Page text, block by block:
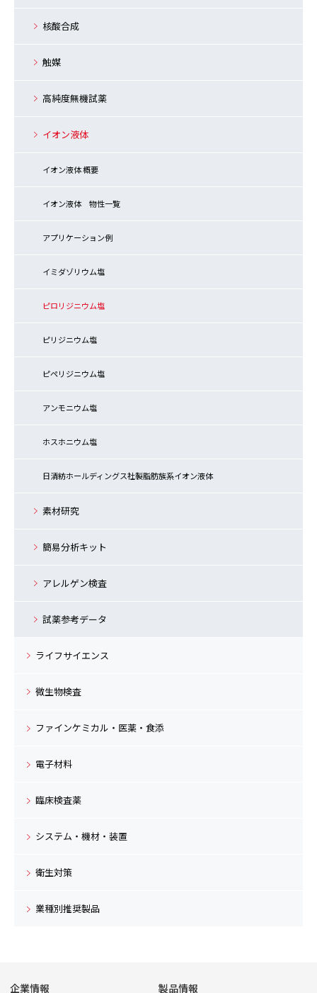
核酸合成
触媒
高純度無機試薬
イオン液体
イオン液体 概要
イオン液体 物性一覧
アプリケーション例
イミダゾリウム塩
ピロリジニウム塩
ピリジニウム塩
ピペリジニウム塩
アンモニウム塩
ホスホニウム塩
日清紡ホールディングス社製脂肪族系イオン液体
素材研究
簡易分析キット
アレルゲン検査
試薬参考データ
ライフサイエンス
微生物検査
ファインケミカル・医薬・食添
電子材料
臨床検査薬
システム・機材・装置
衛生対策
業種別推奨製品
企業情報 製品情報